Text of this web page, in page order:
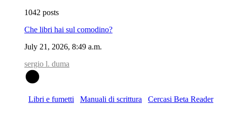
1042 posts
Che libri hai sul comodino?
July 21, 2026, 8:49 a.m.
sergio l. duma
Libri e fumetti Manuali di scrittura Cercasi Beta Reader